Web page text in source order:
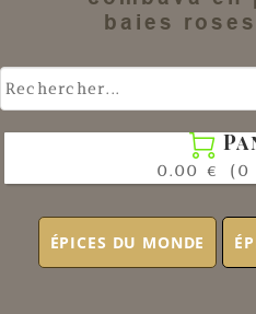
baies roses

0.00 € (0
ÉPICES DU MONDE